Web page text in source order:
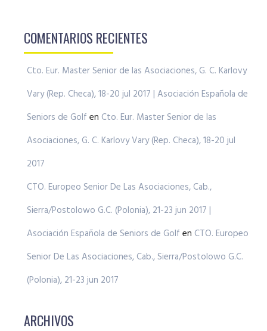
COMENTARIOS RECIENTES
Cto. Eur. Master Senior de las Asociaciones, G. C. Karlovy
Vary (Rep. Checa), 18-20 jul 2017 | Asociación Española de
Seniors de Golf en Cto. Eur. Master Senior de las
Asociaciones, G. C. Karlovy Vary (Rep. Checa), 18-20 jul
2017
CTO. Europeo Senior De Las Asociaciones, Cab.,
Sierra/Postolowo G.C. (Polonia), 21-23 jun 2017 |
Asociación Española de Seniors de Golf en CTO. Europeo
Senior De Las Asociaciones, Cab., Sierra/Postolowo G.C.
(Polonia), 21-23 jun 2017
ARCHIVOS